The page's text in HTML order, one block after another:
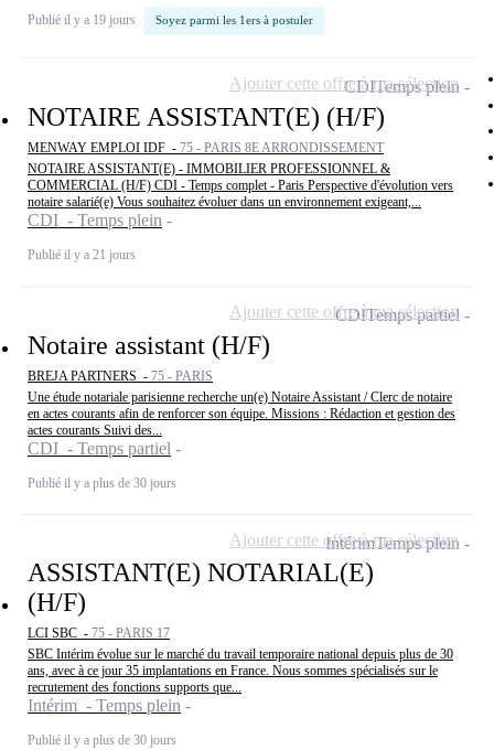
Publié il y a 19 jours Soyez parmi les 1ers à postuler
NOTAIRE ASSISTANT(E) (H/F)
MENWAY EMPLOI IDF - 75 - PARIS 8E ARRONDISSEMENT
NOTAIRE ASSISTANT(E) - IMMOBILIER PROFESSIONNEL &
COMMERCIAL (H/F) CDI - Temps complet - Paris Perspective d'évolution vers
notaire salarié(e) Vous souhaitez évoluer dans un environnement exigeant,...
CDI - Temps plein
Publié il y a 21 jours
CDITemps plein
Ajouter cette offre à ma sélection
Notaire assistant (H/F)
BREJA PARTNERS - 75 - PARIS
Une étude notariale parisienne recherche un(e) Notaire Assistant / Clerc de notaire
en actes courants afin de renforcer son équipe. Missions : Rédaction et gestion des
actes courants Suivi des...
CDI - Temps partiel
Publié il y a plus de 30 jours
CDITemps partiel
Ajouter cette offre à ma sélection
ASSISTANT(E) NOTARIAL(E)
(H/F)
LCI SBC - 75 - PARIS 17
SBC Intérim évolue sur le marché du travail temporaire national depuis plus de 30
ans, avec à ce jour 35 implantations en France. Nous sommes spécialisés sur le
recrutement des fonctions supports que...
Intérim - Temps plein
Publié il y a plus de 30 jours
IntérimTemps plein
Ajouter cette offre à ma sélection